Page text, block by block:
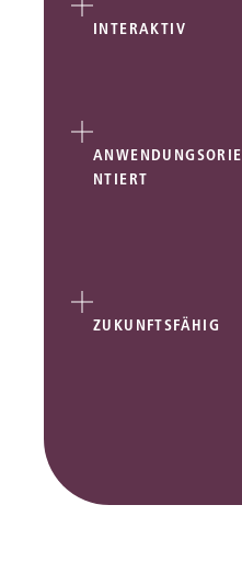
INTERAKTIV
ANWENDUNGSORIE
NTIERT
ZUKUNFTSFÄHIG